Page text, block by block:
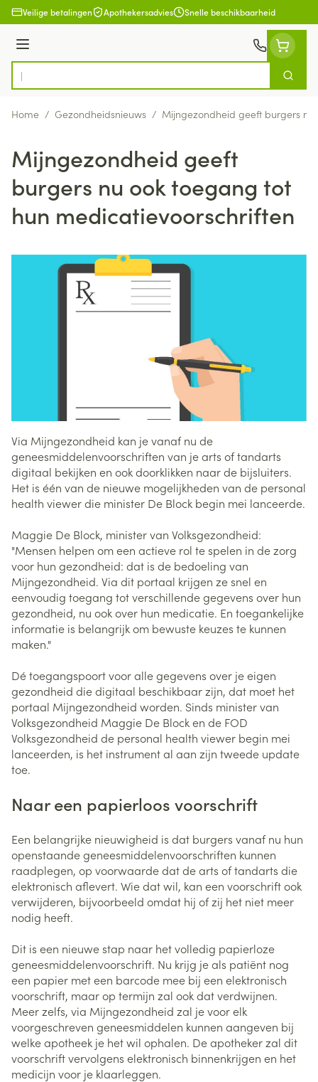
Ga naar de inhoud
Veilige betalingen Apothekersadvies Snelle beschikbaarheid
Menu
Product, merk, categorie...
Zoek
Home / Gezondheidsnieuws / Mijngezondheid geeft burgers
Mijngezondheid geeft
burgers nu ook toegang tot
hun medicatievoorschriften
Via Mijngezondheid kan je vanaf nu de
geneesmiddelenvoorschriften van je arts of tandarts
digitaal bekijken en ook doorklikken naar de bijsluiters.
Het is één van de nieuwe mogelijkheden van de personal
health viewer die minister De Block begin mei lanceerde.
Maggie De Block, minister van Volksgezondheid:
"Mensen helpen om een actieve rol te spelen in de zorg
voor hun gezondheid: dat is de bedoeling van
Mijngezondheid. Via dit portaal krijgen ze snel en
eenvoudig toegang tot verschillende gegevens over hun
gezondheid, nu ook over hun medicatie. En toegankelijke
informatie is belangrijk om bewuste keuzes te kunnen
maken."
Dé toegangspoort voor alle gegevens over je eigen
gezondheid die digitaal beschikbaar zijn, dat moet het
portaal Mijngezondheid worden. Sinds minister van
Volksgezondheid Maggie De Block en de FOD
Volksgezondheid de personal health viewer begin mei
lanceerden, is het instrument al aan zijn tweede update
toe.
Naar een papierloos voorschrift
Een belangrijke nieuwigheid is dat burgers vanaf nu hun
openstaande geneesmiddelenvoorschriften kunnen
raadplegen, op voorwaarde dat de arts of tandarts die
elektronisch aflevert. Wie dat wil, kan een voorschrift ook
verwijderen, bijvoorbeeld omdat hij of zij het niet meer
nodig heeft.
Dit is een nieuwe stap naar het volledig papierloze
geneesmiddelenvoorschrift. Nu krijg je als patiënt nog
een papier met een barcode mee bij een elektronisch
voorschrift, maar op termijn zal ook dat verdwijnen.
Meer zelfs, via Mijngezondheid zal je voor elk
voorgeschreven geneesmiddelen kunnen aangeven bij
welke apotheek je het wil ophalen. De apotheker zal dit
voorschrift vervolgens elektronisch binnenkrijgen en het
medicijn voor je klaarleggen.